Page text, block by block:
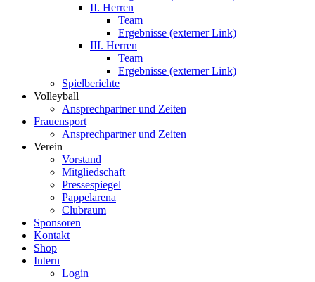
II. Herren
Team
Ergebnisse (externer Link)
III. Herren
Team
Ergebnisse (externer Link)
Spielberichte
Volleyball
Ansprechpartner und Zeiten
Frauensport
Ansprechpartner und Zeiten
Verein
Vorstand
Mitgliedschaft
Pressespiegel
Pappelarena
Clubraum
Sponsoren
Kontakt
Shop
Intern
Login